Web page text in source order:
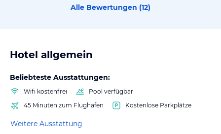
Alle Bewertungen (12)
Hotel allgemein
Beliebteste Ausstattungen:
Wifi kostenfrei
Pool verfügbar
45 Minuten zum Flughafen
Kostenlose Parkplätze
Weitere Ausstattung